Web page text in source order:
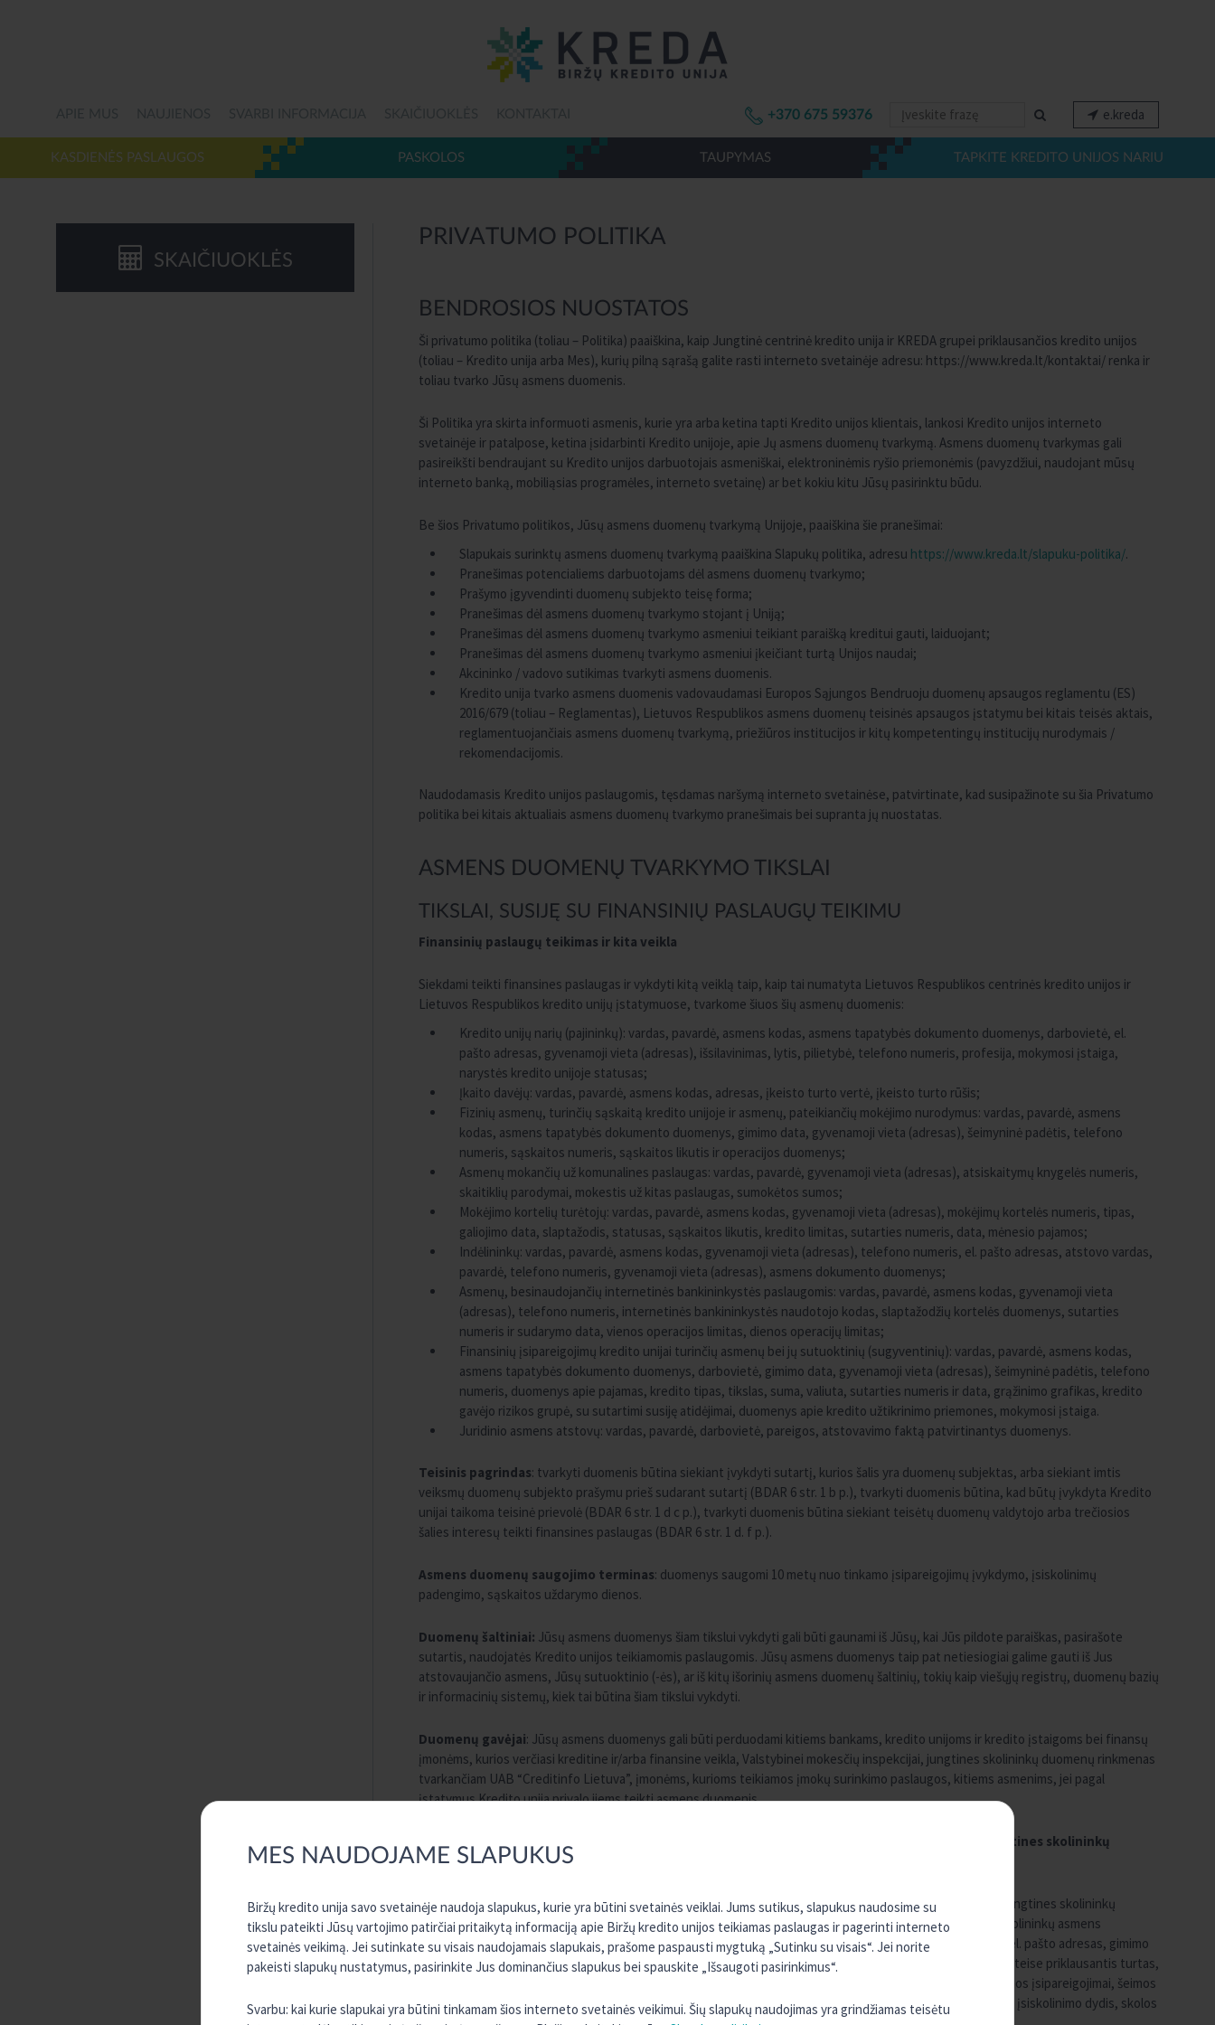
MES NAUDOJAME SLAPUKUS
Biržų kredito unija savo svetainėje naudoja slapukus, kurie yra būtini svetainės veiklai. Jums sutikus, slapukus naudosime su
tikslu pateikti Jūsų vartojimo patirčiai pritaikytą informaciją apie Biržų kredito unijos teikiamas paslaugas ir pagerinti interneto
svetainės veikimą. Jei sutinkate su visais naudojamais slapukais, prašome paspausti mygtuką „Sutinku su visais“. Jei norite
pakeisti slapukų nustatymus, pasirinkite Jus dominančius slapukus bei spauskite „Išsaugoti pasirinkimus“.
Svarbu: kai kurie slapukai yra būtini tinkamam šios interneto svetainės veikimui. Šių slapukų naudojimas yra grindžiamas teisėtu
+370 675 59376 e.kreda
KASDIENĖS PASLAUGOS PASKOLOS TAUPYMAS TAPKITE KREDITO UNIJOS NARIU
PRIVATUMO POLITIKA
BENDROSIOS NUOSTATOS
Ši privatumo politika (toliau – Politika) paaiškina, kaip Jungtinė centrinė kredito unija ir KREDA grupei priklausančios kredito unijos
(toliau – Kredito unija arba Mes), kurių pilną sąrašą galite rasti interneto svetainėje adresu: https://www.kreda.lt/kontaktai/ renka ir
toliau tvarko Jūsų asmens duomenis.
Ši Politika yra skirta informuoti asmenis, kurie yra arba ketina tapti Kredito unijos klientais, lankosi Kredito unijos interneto
svetainėje ir patalpose, ketina įsidarbinti Kredito unijoje, apie Jų asmens duomenų tvarkymą. Asmens duomenų tvarkymas gali
pasireikšti bendraujant su Kredito unijos darbuotojais asmeniškai, elektroninėmis ryšio priemonėmis (pavyzdžiui, naudojant mūsų
interneto banką, mobiliąsias programėles, interneto svetainę) ar bet kokiu kitu Jūsų pasirinktu būdu.
Be šios Privatumo politikos, Jūsų asmens duomenų tvarkymą Unijoje, paaiškina šie pranešimai:
Slapukais surinktų asmens duomenų tvarkymą paaiškina Slapukų politika, adresu https://www.kreda.lt/slapuku-politika/.
Pranešimas potencialiems darbuotojams dėl asmens duomenų tvarkymo;
Prašymo įgyvendinti duomenų subjekto teisę forma;
Pranešimas dėl asmens duomenų tvarkymo stojant į Uniją;
Pranešimas dėl asmens duomenų tvarkymo asmeniui teikiant paraišką kreditui gauti, laiduojant;
Pranešimas dėl asmens duomenų tvarkymo asmeniui įkeičiant turtą Unijos naudai;
Akcininko / vadovo sutikimas tvarkyti asmens duomenis.
Kredito unija tvarko asmens duomenis vadovaudamasi Europos Sąjungos Bendruoju duomenų apsaugos reglamentu (ES)
2016/679 (toliau – Reglamentas), Lietuvos Respublikos asmens duomenų teisinės apsaugos įstatymu bei kitais teisės aktais,
reglamentuojančiais asmens duomenų tvarkymą, priežiūros institucijos ir kitų kompetentingų institucijų nurodymais /
rekomendacijomis.
Naudodamasis Kredito unijos paslaugomis, tęsdamas naršymą interneto svetainėse, patvirtinate, kad susipažinote su šia Privatumo
politika bei kitais aktualiais asmens duomenų tvarkymo pranešimais bei supranta jų nuostatas.
ASMENS DUOMENŲ TVARKYMO TIKSLAI
TIKSLAI, SUSIJĘ SU FINANSINIŲ PASLAUGŲ TEIKIMU
Finansinių paslaugų teikimas ir kita veikla
Siekdami teikti finansines paslaugas ir vykdyti kitą veiklą taip, kaip tai numatyta Lietuvos Respublikos centrinės kredito unijos ir
Lietuvos Respublikos kredito unijų įstatymuose, tvarkome šiuos šių asmenų duomenis:
Kredito unijų narių (pajininkų): vardas, pavardė, asmens kodas, asmens tapatybės dokumento duomenys, darbovietė, el.
pašto adresas, gyvenamoji vieta (adresas), išsilavinimas, lytis, pilietybė, telefono numeris, profesija, mokymosi įstaiga,
narystės kredito unijoje statusas;
Įkaito davėjų: vardas, pavardė, asmens kodas, adresas, įkeisto turto vertė, įkeisto turto rūšis;
Fizinių asmenų, turinčių sąskaitą kredito unijoje ir asmenų, pateikiančių mokėjimo nurodymus: vardas, pavardė, asmens
kodas, asmens tapatybės dokumento duomenys, gimimo data, gyvenamoji vieta (adresas), šeimyninė padėtis, telefono
numeris, sąskaitos numeris, sąskaitos likutis ir operacijos duomenys;
Asmenų mokančių už komunalines paslaugas: vardas, pavardė, gyvenamoji vieta (adresas), atsiskaitymų knygelės numeris,
skaitiklių parodymai, mokestis už kitas paslaugas, sumokėtos sumos;
Mokėjimo kortelių turėtojų: vardas, pavardė, asmens kodas, gyvenamoji vieta (adresas), mokėjimų kortelės numeris, tipas,
galiojimo data, slaptažodis, statusas, sąskaitos likutis, kredito limitas, sutarties numeris, data, mėnesio pajamos;
Indėlininkų: vardas, pavardė, asmens kodas, gyvenamoji vieta (adresas), telefono numeris, el. pašto adresas, atstovo vardas,
pavardė, telefono numeris, gyvenamoji vieta (adresas), asmens dokumento duomenys;
Asmenų, besinaudojančių internetinės bankininkystės paslaugomis: vardas, pavardė, asmens kodas, gyvenamoji vieta
(adresas), telefono numeris, internetinės bankininkystės naudotojo kodas, slaptažodžių kortelės duomenys, sutarties
numeris ir sudarymo data, vienos operacijos limitas, dienos operacijų limitas;
Finansinių įsipareigojimų kredito unijai turinčių asmenų bei jų sutuoktinių (sugyventinių): vardas, pavardė, asmens kodas,
asmens tapatybės dokumento duomenys, darbovietė, gimimo data, gyvenamoji vieta (adresas), šeimyninė padėtis, telefono
numeris, duomenys apie pajamas, kredito tipas, tikslas, suma, valiuta, sutarties numeris ir data, grąžinimo grafikas, kredito
gavėjo rizikos grupė, su sutartimi susiję atidėjimai, duomenys apie kredito užtikrinimo priemones, mokymosi įstaiga.
Juridinio asmens atstovų: vardas, pavardė, darbovietė, pareigos, atstovavimo faktą patvirtinantys duomenys.
Teisinis pagrindas: tvarkyti duomenis būtina siekiant įvykdyti sutartį, kurios šalis yra duomenų subjektas, arba siekiant imtis
veiksmų duomenų subjekto prašymu prieš sudarant sutartį (BDAR 6 str. 1 b p.), tvarkyti duomenis būtina, kad būtų įvykdyta Kredito
unijai taikoma teisinė prievolė (BDAR 6 str. 1 d c p.), tvarkyti duomenis būtina siekiant teisėtų duomenų valdytojo arba trečiosios
šalies interesų teikti finansines paslaugas (BDAR 6 str. 1 d. f p.).
Asmens duomenų saugojimo terminas: duomenys saugomi 10 metų nuo tinkamo įsipareigojimų įvykdymo, įsiskolinimų
padengimo, sąskaitos uždarymo dienos.
Duomenų šaltiniai: Jūsų asmens duomenys šiam tikslui vykdyti gali būti gaunami iš Jūsų, kai Jūs pildote paraiškas, pasirašote
sutartis, naudojatės Kredito unijos teikiamomis paslaugomis. Jūsų asmens duomenys taip pat netiesiogiai galime gauti iš Jus
atstovaujančio asmens, Jūsų sutuoktinio (-ės), ar iš kitų išorinių asmens duomenų šaltinių, tokių kaip viešųjų registrų, duomenų bazių
ir informacinių sistemų, kiek tai būtina šiam tikslui vykdyti.
Duomenų gavėjai: Jūsų asmens duomenys gali būti perduodami kitiems bankams, kredito unijoms ir kredito įstaigoms bei finansų
įmonėms, kurios verčiasi kreditine ir/arba finansine veikla, Valstybinei mokesčių inspekcijai, jungtines skolininkų duomenų rinkmenas
tvarkančiam UAB “Creditinfo Lietuva”, įmonėms, kurioms teikiamos įmokų surinkimo paslaugos, kitiems asmenims, jei pagal
įstatymus Kredito unija privalo jiems teikti asmens duomenis.
Kreditų teikimas – asmenų mokumo vertinimas, įsiskolinimo valdymas, duomenų teikimas į jungtines skolininkų
rinkmenas ir kitiems teisėtą interesą turintiems tretiesiems asmenims
Siekdami teikti kredito teikimo procese įvertinti asmenų mokumą, valdyti įsiskolinimus, teikti duomenis į jungtines skolininkų
rinkmenas ir kitiems teisėta pagrindą turintiems tretiesiems asmenims, tvarkome šiuos kredito gavėjų ir skolininkų asmens
duomenis: vardas, pavardė, amžius, asmens kodas, asmens tapatybės dokumento duomenys, darbovietė, el. pašto adresas, gimimo
vieta, gyvenamoji vieta (adresas), išsilavinimas, šeimyninė padėtis, telefono numeris, asmeniui nuosavybės teise priklausantis turtas,
sutuoktinio ir išlaikytinių asmenų duomenys, duomenys apie kredito užtikrinimo priemones, finansiniai šeimos įsipareigojimai, šeimos
pajamos ir išlaidos, draudimas, informacija apie kliento veiklą, pajamų šaltinius, kredito sutarties duomenys, įsiskolinimo dydis, skolos
SKAIČIUOKLĖS